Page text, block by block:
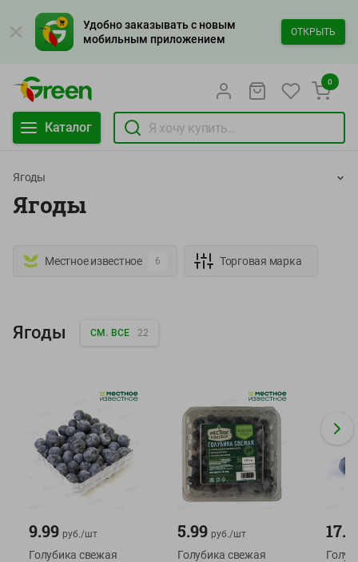
Удобно заказывать с новым
мобильным приложением
ОТКРЫТЬ
Каталог
0
Ягоды
Ягоды
Местное известное 6 Торговая марка
Ягоды СМ. ВСЕ 22
9.99 руб./шт
Голубика свежая
5.99 руб./шт
Голубика свежая